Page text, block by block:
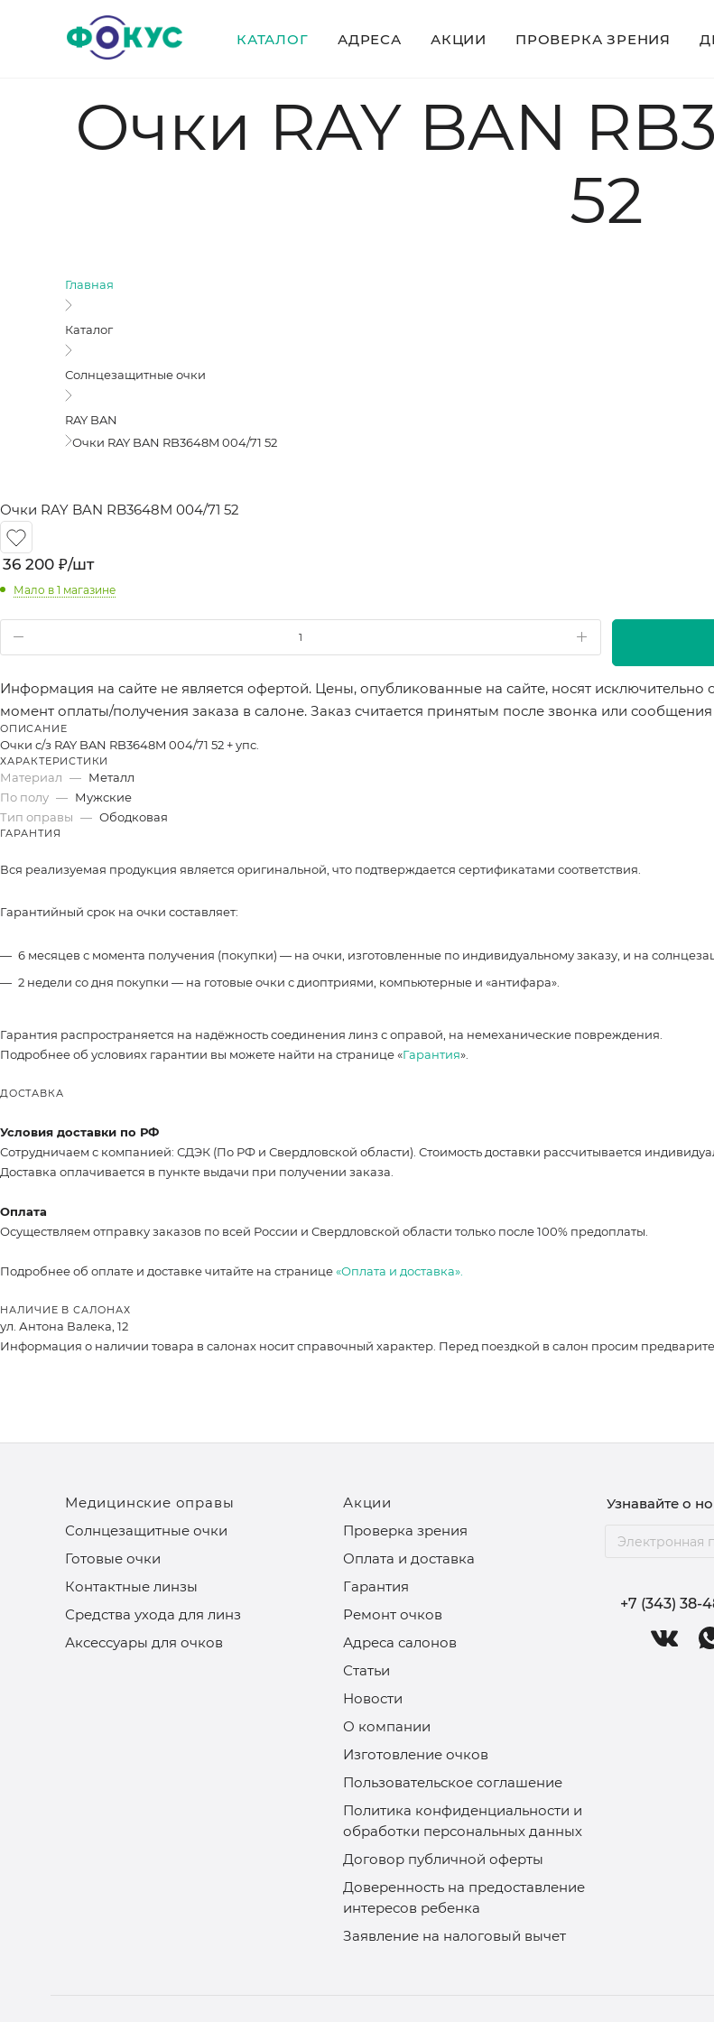
КАТАЛОГ АДРЕСА АКЦИИ ПРОВЕРКА ЗРЕНИЯ
Очки RAY BAN
52
Главная
Каталог
Солнцезащитные очки
RAY BAN
Очки RAY BAN RB3648M 004/71 52
Очки RAY BAN RB3648M 004/71 52
36 200 ₽/шт
Мало в 1 магазине
Информация на сайте не является офертой. Цены, опубликованные на сайте, носят исключительно
момент оплаты/получения заказа в салоне. Заказ считается принятым после звонка или
ОПИСАНИЕ
Очки с/з RAY BAN RB3648M 004/71 52 + упс.
ХАРАКТЕРИСТИКИ
Материал — Металл
По полу — Мужские
Тип оправы — Ободковая
ГАРАНТИЯ
Вся реализуемая продукция является оригинальной, что подтверждается сертификатами соответствия.
Гарантийный срок на очки составляет:
6 месяцев с момента получения (покупки) — на очки, изготовленные по индивидуальному заказу, и на
2 недели со дня покупки — на готовые очки с диоптриями, компьютерные и «антифара».
Гарантия распространяется на надёжность соединения линз с оправой, на немеханические повреждения.
Подробнее об условиях гарантии вы можете найти на странице «Гарантия».
ДОСТАВКА
Условия доставки по РФ
Сотрудничаем с компанией: СДЭК (По РФ и Свердловской области). Стоимость доставки рассчитывается
Доставка оплачивается в пункте выдачи при получении заказа.
Оплата
Осуществляем отправку заказов по всей России и Свердловской области только после 100% предоплаты.
Подробнее об оплате и доставке читайте на странице«Оплата и доставка».
НАЛИЧИЕ В САЛОНАХ
ул. Антона Валека, 12
Информация о наличии товара в салонах носит справочный характер. Перед поездкой в салон просим
Медицинские оправы
Солнцезащитные очки
Готовые очки
Контактные линзы
Средства ухода для линз
Аксессуары для очков
Акции
Проверка зрения
Оплата и доставка
Гарантия
Ремонт очков
Адреса салонов
Статьи
Новости
О компании
Изготовление очков
Пользовательское соглашение
Политика конфиденциальности и
обработки персональных данных
Договор публичной оферты
Доверенность на предоставление
интересов ребенка
Заявление на налоговый вычет
Узнавайте о
+7 (343) 38-